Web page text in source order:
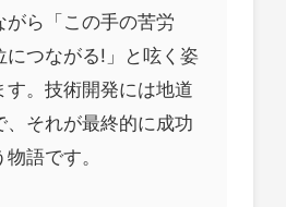
がら「この手の苦労
につながる!」と呟く姿
す。技術開発には地道
、それが最終的に成功
語です。